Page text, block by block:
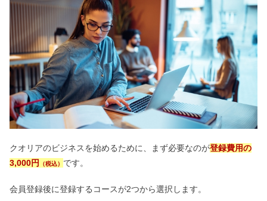
クオリアのビジネスを始めるために、まず必要なのが登録費用の
3,000円 （税込） です。
会員登録後に登録するコースが2つから選択します。